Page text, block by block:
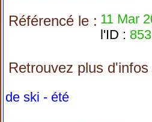
Référencé le : 11 Mar
l'ID : 853
Retrouvez plus d'infos
de ski - été